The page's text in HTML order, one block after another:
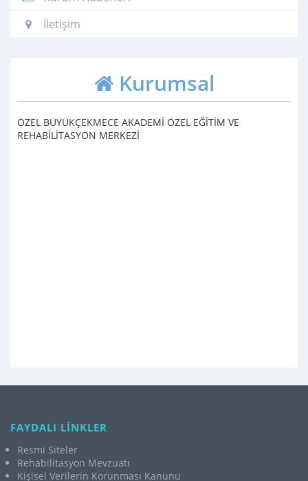
İletişim
Kurumsal
ÖZEL BÜYÜKÇEKMECE AKADEMİ ÖZEL EĞİTİM VE
REHABİLİTASYON MERKEZİ
FAYDALI LİNKLER
Resmi Siteler
Rehabilitasyon Mevzuatı
Kişisel Verilerin Korunması Kanunu